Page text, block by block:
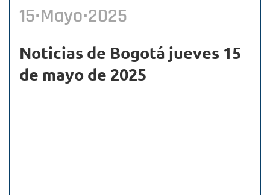
15•Mayo•2025
Noticias de Bogotá jueves 15
de mayo de 2025